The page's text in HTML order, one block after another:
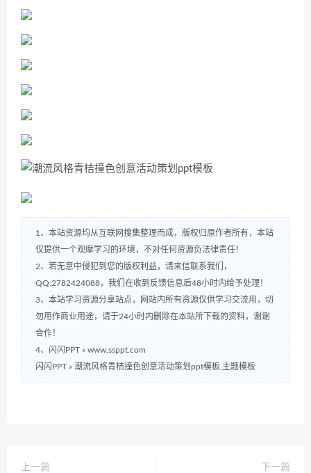
1、本站资源均从互联网搜集整理而成，版权归原作者所有，本站
仅提供一个观摩学习的环境，不对任何资源负法律责任！
2、若无意中侵犯到您的版权利益，请来信联系我们，
QQ:2782424088，我们在收到反馈信息后48小时内给予处理！
3、本站学习资源分享站点，网站内所有资源仅供学习交流用，切
勿用作商业用途，请于24小时内删除在本站所下载的资料，谢谢
合作！
4、闪闪PPT » www.ssppt.com
闪闪PPT » 潮流风格青桔撞色创意活动策划ppt模板,主题模板
上一篇
下一篇